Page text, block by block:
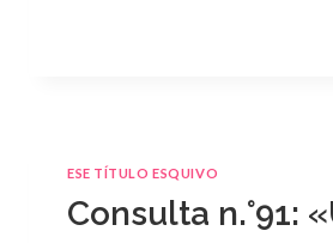
ESE TÍTULO ESQUIVO
Consulta n.°91: